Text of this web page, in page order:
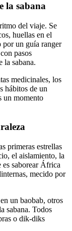
la sabana
del viaje. Se
huellas en el
por un guía ranger
pasos
la sabana.
medicinales, los
hábitos de un
un momento
primeras estrellas
el aislamiento, la
saborear África
mecido por
un baobab, otros
sabana. Todos
o dik-diks